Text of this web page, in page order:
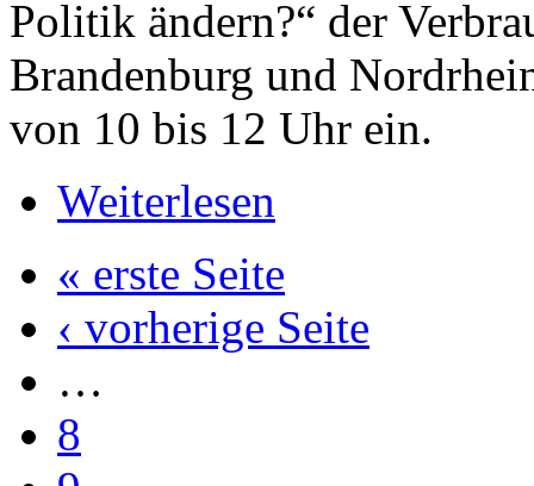
Politik ändern?“ der
Brandenburg und
von 10 bis 12 Uhr ein.
Weiterlesen
« erste Seite
‹ vorherige Seite
…
8